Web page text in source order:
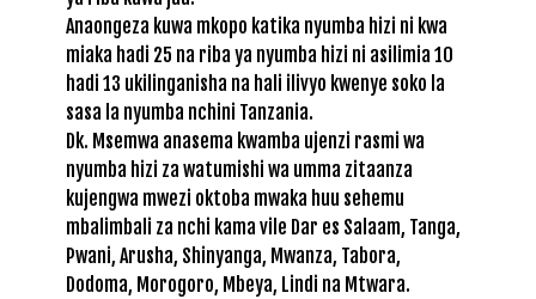
Anaongeza kuwa mkopo katika nyumba hizi ni kwa
miaka hadi 25 na riba ya nyumba hizi ni asilimia 10
hadi 13 ukilinganisha na hali ilivyo kwenye soko la
sasa la nyumba nchini Tanzania.
Dk. Msemwa anasema kwamba ujenzi rasmi wa
nyumba hizi za watumishi wa umma zitaanza
kujengwa mwezi oktoba mwaka huu sehemu
mbalimbali za nchi kama vile Dar es Salaam, Tanga,
Pwani, Arusha, Shinyanga, Mwanza, Tabora,
Dodoma, Morogoro, Mbeya, Lindi na Mtwara.